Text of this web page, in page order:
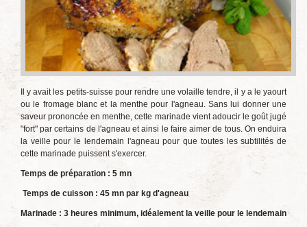
Il y avait les petits-suisse pour rendre une volaille tendre, il y a le yaourt
ou le fromage blanc et la menthe pour l'agneau. Sans lui donner une
saveur prononcée en menthe, cette marinade vient adoucir le goût jugé
"fort" par certains de l'agneau et ainsi le faire aimer de tous. On enduira
la veille pour le lendemain l'agneau pour que toutes les subtilités de
cette marinade puissent s'exercer.
Temps de préparation : 5 mn
Temps de cuisson : 45 mn par kg d'agneau
Marinade : 3 heures minimum, idéalement la veille pour le lendemain